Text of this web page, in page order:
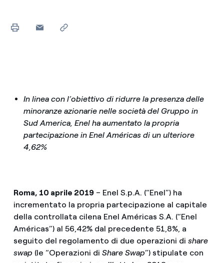
In linea con l’obiettivo di ridurre la presenza delle
minoranze azionarie nelle società del Gruppo in
Sud America, Enel ha aumentato la propria
partecipazione in Enel Américas di un ulteriore
4,62%
Roma, 10 aprile 2019– Enel S.p.A. (“Enel”) ha
incrementato la propria partecipazione al capitale
della controllata cilena Enel Américas S.A. (“Enel
Américas”) al 56,42% dal precedente 51,8%, a
seguito del regolamento di due operazioni di share
swap (le “Operazioni di Share Swap”) stipulate con